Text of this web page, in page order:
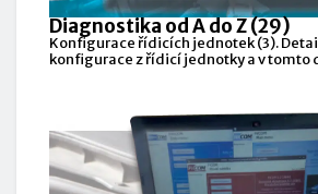
Diagnostika od A do Z (29)
Konfigurace řídicích jednotek (3).
konfigurace z řídicí jednotky a v tomto